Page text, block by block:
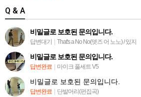
Q & A
비밀글로 보호된 문의입니다.
답변대기 | That's a No No(뎃즈 어 노노) / 있지
비밀글로 보호된 문의입니다.
답변완료 | 마이크 풀세트 V5
비밀글로 보호된 문의입니다.
답변완료 | 단발머리(편집곡)